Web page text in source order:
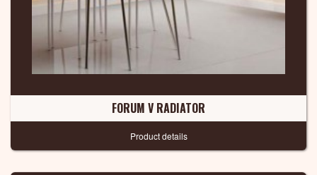
FORUM V RADIATOR
Product details